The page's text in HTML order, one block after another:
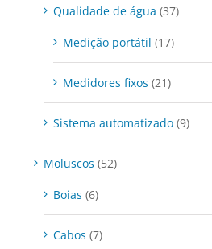
Qualidade de água (37)
Medição portátil (17)
Medidores fixos (21)
Sistema automatizado (9)
Moluscos (52)
Boias (6)
Cabos (7)